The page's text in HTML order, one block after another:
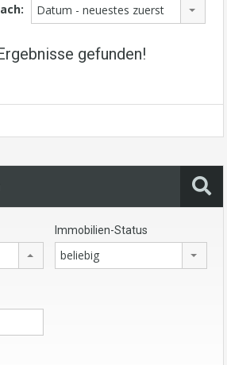
Datum - neuestes zuerst
gefunden!
Immobilien-Status
beliebig